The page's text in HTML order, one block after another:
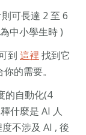
可長達 2 至 6
中小學生時 )
到 這裡 找到它
的需要。
的自動化(4
什麼是 AI 人
不涉及 AI , 後